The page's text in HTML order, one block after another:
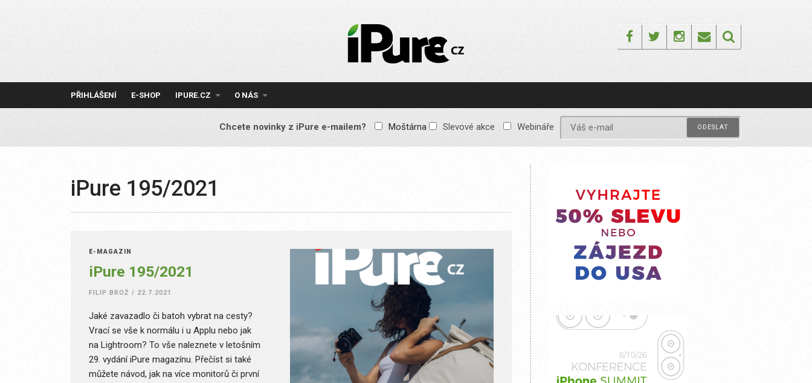
IPURE.CZ
Prémiový Apple e-
reklamy, žádné
obsah pro všechny
FacebookTwitterInstagram
Email
PŘIHLÁŠENÍ E-SHOP IPURE.CZ O NÁS
Chcete novinky z iPure e-mailem? Moštárna Slevové akce Webináře
iPure 195/2021
E-MAGAZÍN
iPure 195/2021
FILIP BROŽ / 22.7.2021
Jaké zavazadlo či batoh vybrat na cesty?
Vrací se vše k normálu i u Applu nebo jak
na Lightroom? To vše naleznete v letošním
29. vydání iPure magazínu. Přečíst si také
můžete návod, jak na více monitorů či první